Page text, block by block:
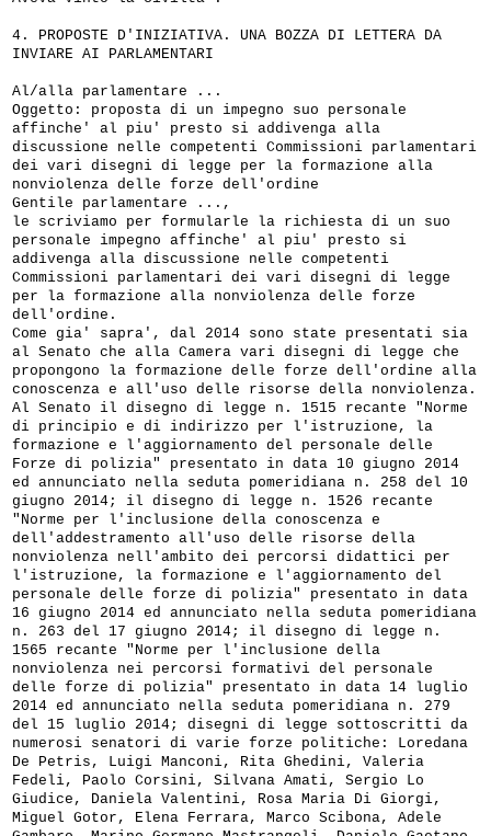
4. PROPOSTE D'INIZIATIVA. UNA BOZZA DI LETTERA DA
INVIARE AI PARLAMENTARI
Al/alla parlamentare ...
Oggetto: proposta di un impegno suo personale
affinche' al piu' presto si addivenga alla
discussione nelle competenti Commissioni parlamentari
dei vari disegni di legge per la formazione alla
nonviolenza delle forze dell'ordine
Gentile parlamentare ...,
le scriviamo per formularle la richiesta di un suo
personale impegno affinche' al piu' presto si
addivenga alla discussione nelle competenti
Commissioni parlamentari dei vari disegni di legge
per la formazione alla nonviolenza delle forze
dell'ordine.
Come gia' sapra', dal 2014 sono state presentati sia
al Senato che alla Camera vari disegni di legge che
propongono la formazione delle forze dell'ordine alla
conoscenza e all'uso delle risorse della nonviolenza.
Al Senato il disegno di legge n. 1515 recante "Norme
di principio e di indirizzo per l'istruzione, la
formazione e l'aggiornamento del personale delle
Forze di polizia" presentato in data 10 giugno 2014
ed annunciato nella seduta pomeridiana n. 258 del 10
giugno 2014; il disegno di legge n. 1526 recante
"Norme per l'inclusione della conoscenza e
dell'addestramento all'uso delle risorse della
nonviolenza nell'ambito dei percorsi didattici per
l'istruzione, la formazione e l'aggiornamento del
personale delle forze di polizia" presentato in data
16 giugno 2014 ed annunciato nella seduta pomeridiana
n. 263 del 17 giugno 2014; il disegno di legge n.
1565 recante "Norme per l'inclusione della
nonviolenza nei percorsi formativi del personale
delle forze di polizia" presentato in data 14 luglio
2014 ed annunciato nella seduta pomeridiana n. 279
del 15 luglio 2014; disegni di legge sottoscritti da
numerosi senatori di varie forze politiche: Loredana
De Petris, Luigi Manconi, Rita Ghedini, Valeria
Fedeli, Paolo Corsini, Silvana Amati, Sergio Lo
Giudice, Daniela Valentini, Rosa Maria Di Giorgi,
Miguel Gotor, Elena Ferrara, Marco Scibona, Adele